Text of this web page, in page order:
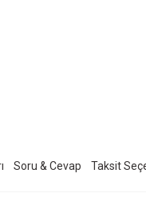
Soru & Cevap Taksit